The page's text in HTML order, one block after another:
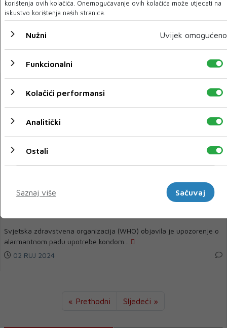
U OSJEČKOM KBC-u još radi liječnik koji je nepravomoćno osuđen
za silovanje pacijentice. Pacijent...
Stručnjaci upozoravaju na trend koji vlada među
tinejdžerima: Očekuju veće stope spolno prenosivih
Svjetska zdravstvena organizacija (WHO) objavila je upozorenje o
alarmantnom padu upotrebe kondom...
02 RUJ 2024
« Prethodni Sljedeći »
korištenja ovih kolačića. Onemogućavanje ovih kolačića može utjecati na
iskustvo korištenja naših stranica.
Nužni Uvijek omogućeno
Funkcionalni
Kolačići performansi
Analitički
Ostali
Saznaj više
Sačuvaj